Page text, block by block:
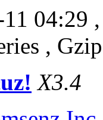
04:29
,
X3.4